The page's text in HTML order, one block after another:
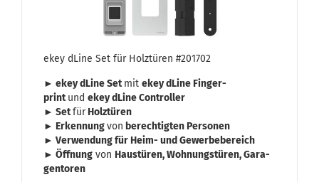
ekey dLine Set für Holz­tü­ren #201702
► ekey dLine Setmit ekey dLine Fin­ger­
printund ekey dLine Con­trol­ler
► SetfürHolz­tü­ren
► Er­ken­nungvon be­rech­tig­ten Per­so­nen
► Ver­wen­dung für Heim- und Ge­wer­be­be­reich
► Öff­nung von Haus­tü­ren, Woh­nungs­tü­ren, Ga­ra­
gen­to­ren